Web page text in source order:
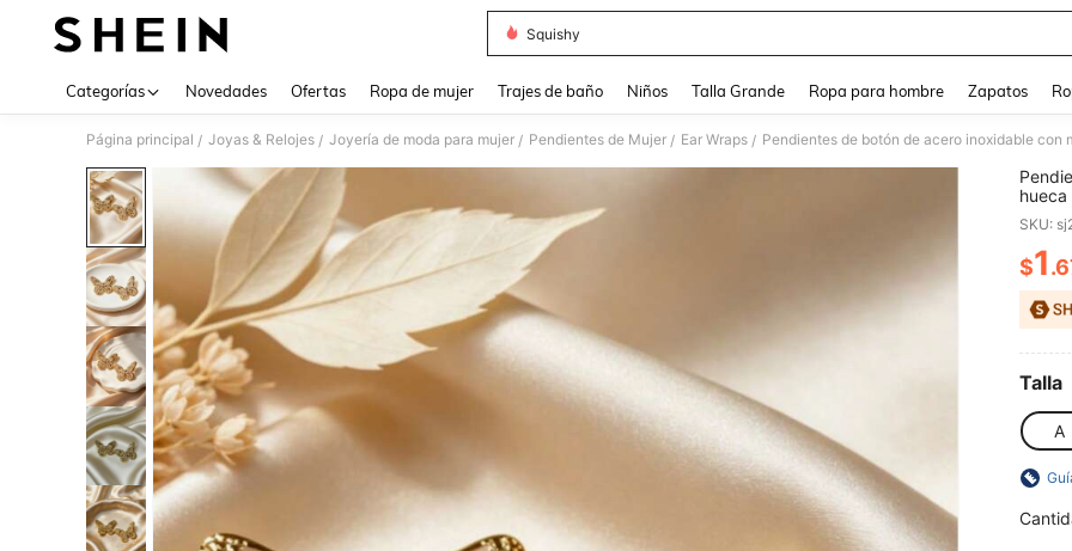
Squishy
Categorías Novedades Ofertas Ropa de mujer Trajes de baño Niños Talla Grande Ropa para hombre Zapatos
Página principal / Joyas & Relojes / Joyería de moda para mujer / Pendientes de Mujer / Ear Wraps /
hueca
para
SKU:
$1
Talla
A